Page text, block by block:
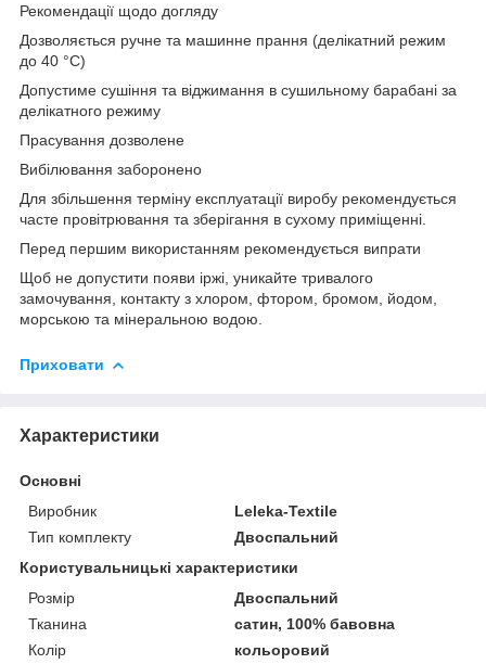
Рекомендації щодо догляду
Дозволяється ручне та машинне прання (делікатний режим
до 40 °C)
Допустиме сушіння та віджимання в сушильному барабані за
делікатного режиму
Прасування дозволене
Вибілювання заборонено
Для збільшення терміну експлуатації виробу рекомендується
часте провітрювання та зберігання в сухому приміщенні.
Перед першим використанням рекомендується випрати
Щоб не допустити появи іржі, уникайте тривалого
замочування, контакту з хлором, фтором, бромом, йодом,
морською та мінеральною водою.
Приховати
Характеристики
Основні
Виробник
Leleka-Textile
Тип комплекту
Двоспальний
Користувальницькі характеристики
Розмір
Двоспальний
Тканина
сатин, 100% бавовна
Колір
кольоровий